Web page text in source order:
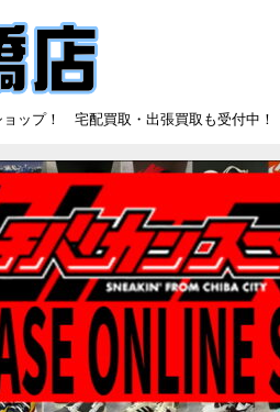
ップ！ 宅配買取・出張買取も受付中！